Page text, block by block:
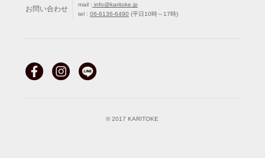
お問い合わせ
mail : info@karitoke.jp
tel : 06-6136-6490 (平日10時～17時)
© 2017 KARITOKE